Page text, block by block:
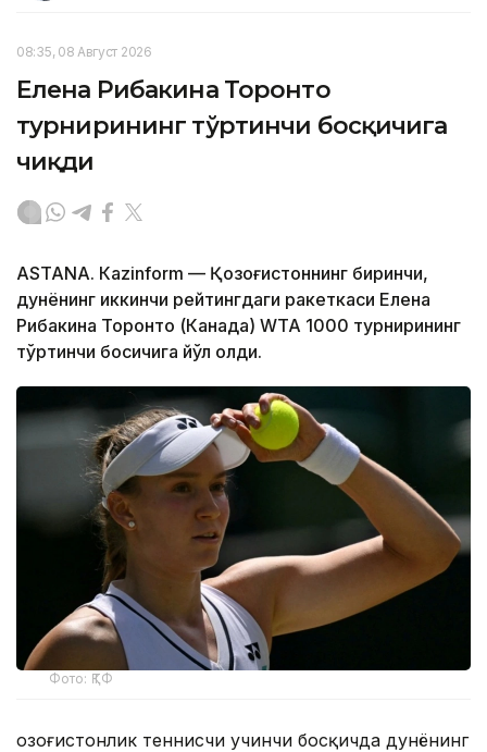
08:35, 08 Август 2026
Елена Рибакина Торонто
турнирининг тўртинчи босқичига
чиқди
ASTANА. Кazinform — Қозоғистоннинг биринчи,
дунёнинг иккинчи рейтингдаги ракеткаси Елена
Рибакина Торонто (Канада) WТА 1000 турнирининг
тўртинчи босқичига йўл олди.
Фото: ҚТФ
Қозоғистонлик теннисчи учинчи босқичда дунёнинг